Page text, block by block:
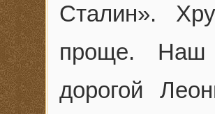
Сталин».
проще. Наш
дорогой